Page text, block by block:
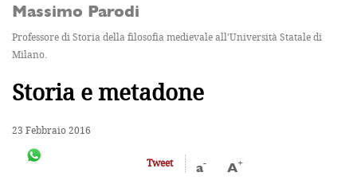
Massimo Parodi
Professore di Storia della filosofia medievale all'Università Statale di
Milano.
Storia e metadone
23 Febbraio 2016
Tweet a- A+